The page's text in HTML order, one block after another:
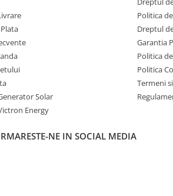
Solar
Energy
Politica
Dreptul
Garantia
Politica
Politica
Termeni
NE IN SOCIAL MEDIA